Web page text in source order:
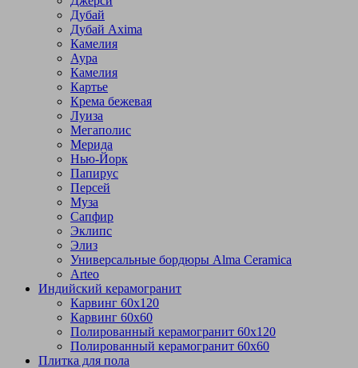
Дубай
Дубай Axima
Камелия
Аура
Камелия
Картье
Крема бежевая
Луиза
Мегаполис
Мерида
Нью-Йорк
Папирус
Персей
Муза
Сапфир
Эклипс
Элиз
Универсальные бордюры Alma Ceramica
Arteo
Индийский керамогранит
Карвинг 60х120
Карвинг 60х60
Полированный керамогранит 60х120
Полированный керамогранит 60х60
Плитка для пола